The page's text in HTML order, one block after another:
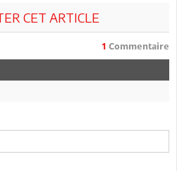
CET ARTICLE
1 Commentaire